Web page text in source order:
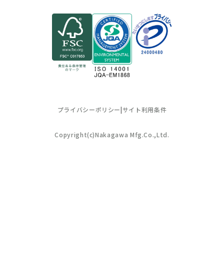
Copyright(c)Nakagawa Mfg.Co.,Ltd.
プライバシーポリシー|サイト利用条件